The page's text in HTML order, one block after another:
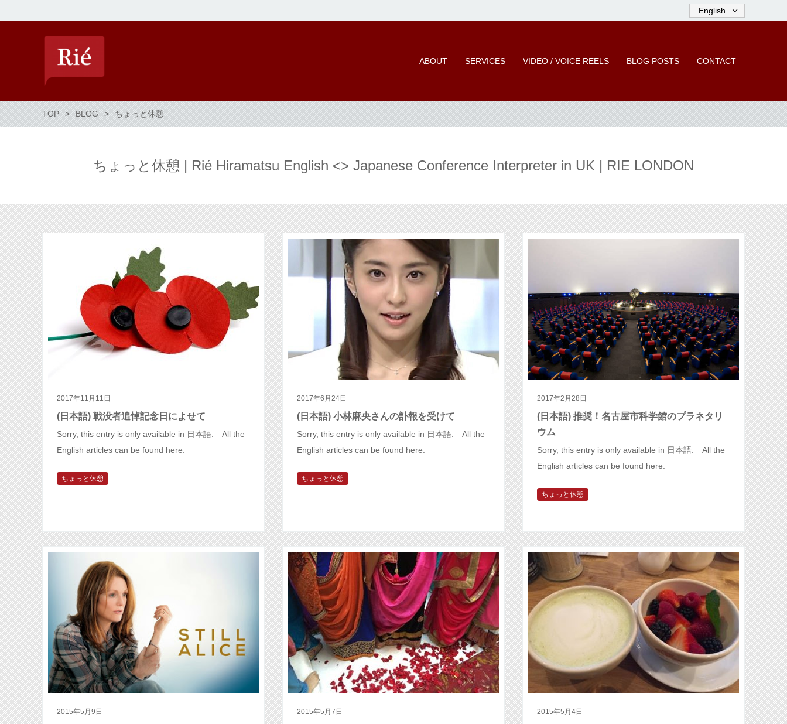
ABOUT SERVICES VIDEO / VOICE REELS BLOG POSTS CONTACT
TOP BLOG ちょっと休憩
ちょっと休憩 | Rié Hiramatsu English <> Japanese Conference Interpreter in UK | RIE LONDON
2017年11月11日
(日本語) 戦没者追悼記念日によせて
Sorry, this entry is only available in 日本語. All the
English articles can be found here.
ちょっと休憩
2017年6月24日
(日本語) 小林麻央さんの訃報を受けて
Sorry, this entry is only available in 日本語. All the
English articles can be found here.
ちょっと休憩
2017年2月28日
(日本語) 推奨！名古屋市科学館のプラネタリ
ウム
Sorry, this entry is only available in 日本語. All the
English articles can be found here.
ちょっと休憩
2015年5月9日 2015年5月7日 2015年5月4日